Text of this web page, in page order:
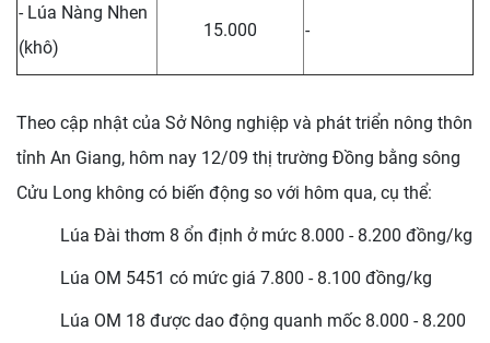
- Lúa Nàng Nhen
(khô)
15.000 -
Theo cập nhật của Sở Nông nghiệp và phát triển nông thôn
tỉnh An Giang, hôm nay 12/09 thị trường Đồng bằng sông
Cửu Long không có biến động so với hôm qua, cụ thể:
Lúa Đài thơm 8 ổn định ở mức 8.000 - 8.200 đồng/kg
Lúa OM 5451 có mức giá 7.800 - 8.100 đồng/kg
Lúa OM 18 được dao động quanh mốc 8.000 - 8.200